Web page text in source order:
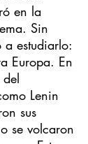
en la
Sin
estudiarlo:
Europa. En
Lenin
sus
se volcaron